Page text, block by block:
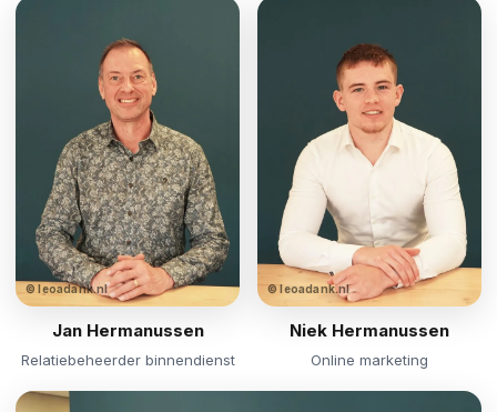
© leoadank.nl
Jan Hermanussen
Relatiebeheerder binnendienst
© leoadank.nl
Niek Hermanussen
Online marketing